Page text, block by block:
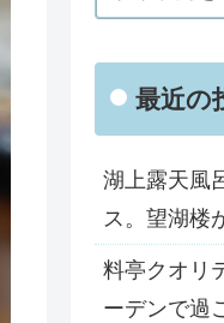
最近の
湖上露天風
ス。望湖楼
料亭クオリ
ーデンで過